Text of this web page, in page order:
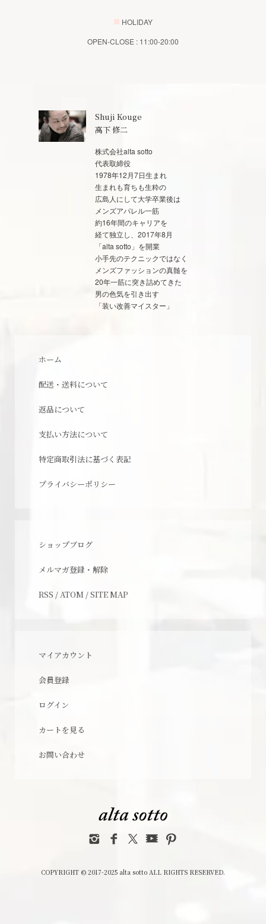
HOLIDAY
OPEN-CLOSE : 11:00-20:00
Shuji Kouge
高下 修二
株式会社alta sotto
代表取締役
1978年12月7日生まれ
生まれも育ちも生粋の
広島人にして大学卒業後は
メンズアパレル一筋
約16年間のキャリアを
経て独立し、2017年8月
「alta sotto」を開業
小手先のテクニックではなく
メンズファッションの真髄を
20年一筋に突き詰めてきた
男の色気を引き出す
「装い改善マイスター」
ホーム
配送・送料について
返品について
支払い方法について
特定商取引法に基づく表記
プライバシーポリシー
ショップブログ
メルマガ登録・解除
RSS / ATOM /SITE MAP
マイアカウント
会員登録
ログイン
カートを見る
お問い合わせ
COPYRIGHT © 2017-2025 alta sotto ALL RIGHTS RESERVED.